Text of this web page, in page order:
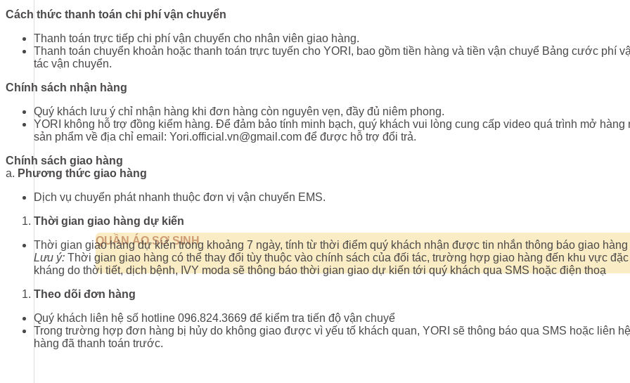
QUẦN ÁO SƠ SINH
Cách thức thanh toán chi phí vận chuyển
Thanh toán trực tiếp chi phí vận chuyển cho nhân viên giao hàng.
Thanh toán chuyển khoản hoặc thanh toán trực tuyến cho YORI, bao gồm tiền hàng và tiền vận chuyể Bảng cước phí
tác vận chuyển.
Chính sách nhận hàng
Quý khách lưu ý chỉ nhận hàng khi đơn hàng còn nguyên vẹn, đầy đủ niêm phong.
YORI không hỗ trợ đồng kiểm hàng. Để đảm bảo tính minh bạch, quý khách vui lòng cung cấp video quá trình mở
sản phẩm về địa chỉ email: Yori.official.vn@gmail.com để được hỗ trợ đổi trả.
Chính sách giao hàng
a. Phương thức giao hàng
Dịch vụ chuyển phát nhanh thuộc đơn vị vận chuyển EMS.
Thời gian giao hàng dự kiến
Thời gian giao hàng dự kiến trong khoảng 7 ngày, tính từ thời điểm quý khách nhận được tin nhắn thông báo giao
Lưu ý: Thời gian giao hàng có thể thay đổi tùy thuộc vào chính sách của đối tác, trường hợp giao hàng đến khu vực
kháng do thời tiết, dịch bệnh, IVY moda sẽ thông báo thời gian giao dự kiến tới quý khách qua SMS hoặc điện thoạ
Theo dõi đơn hàng
Quý khách liên hệ số hotline 096.824.3669 để kiểm tra tiến độ vận chuyể
Trong trường hợp đơn hàng bị hủy do không giao được vì yếu tố khách quan, YORI sẽ thông báo qua SMS hoặc liên
hàng đã thanh toán trước.